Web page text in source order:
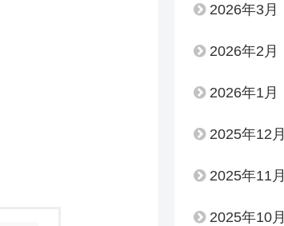
2026年3月
2026年2月
2026年1月
2025年12月
2025年11月
2025年10月